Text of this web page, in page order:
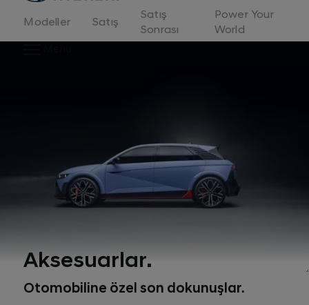
Modeller Satış
Satış
Sonrası
Power Your
World
Aksesuarlar.
Otomobiline özel son dokunuşlar.